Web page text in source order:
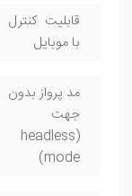
قابلیت کنترل
با موبایل
مد پرواز بدون
جهت
(headless
mode)